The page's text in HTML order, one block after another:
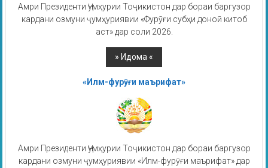
Амри Президенти Ҷумҳурии Тоҷикистон дар бораи баргузор
кардани озмуни ҷумҳуриявии «Фурӯғи субҳи доноӣ китоб
аст» дар соли 2026.
«Илм-фурӯғи маърифат»
Амри Президенти Ҷумҳурии Тоҷикистон дар бораи баргузор
кардани озмуни ҷумҳуриявии «Илм-фурӯғи маърифат» дар